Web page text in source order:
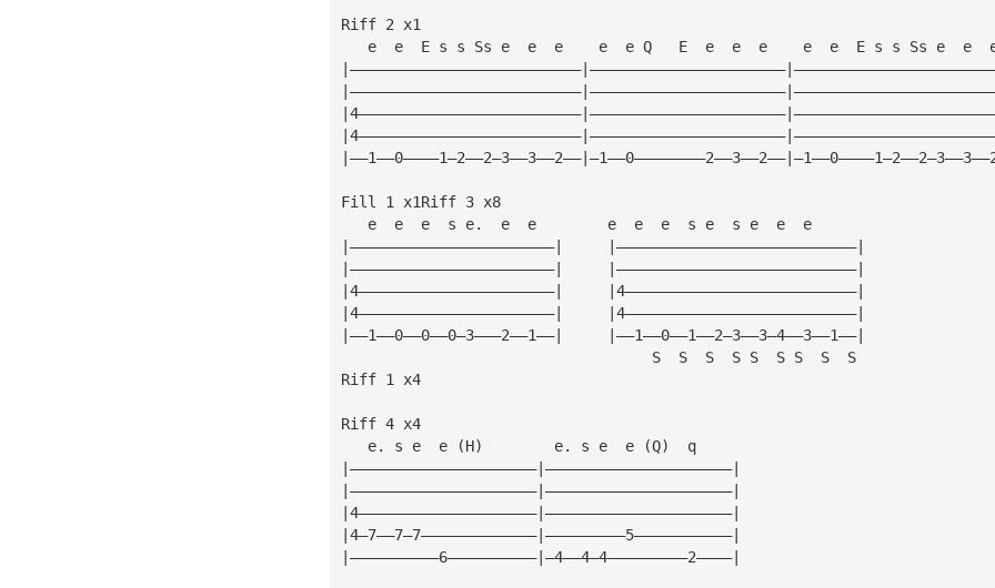
Riff 2 x1
e  e  E s s Ss e  e  e    e  e Q   E  e  e  e    e  e  E s s Ss e  e
Fill 1 x1Riff 3 x8
   e  e  e  s e.  e  e        e  e  e  s e  s e  e  e
|———————————————————————|     |———————————————————————————|
|———————————————————————|     |———————————————————————————|
|4——————————————————————|     |4——————————————————————————|
|4——————————————————————|     |4——————————————————————————|
|——1——0——0——0—3———2——1——|     |——1——0——1——2—3——3—4——3——1——|
                                   S  S  S  S S  S S  S  S
Riff 1 x4
Riff 4 x4
   e. s e  e (H)        e. s e  e (Q)  q
|—————————————————————|—————————————————————|
|—————————————————————|—————————————————————|
|4————————————————————|—————————————————————|
|4—7——7—7—————————————|—————————5———————————|
|——————————6——————————|—4——4—4—————————2————|